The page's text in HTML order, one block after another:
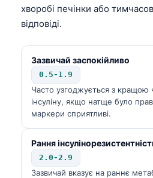
хворобі печінки або
відповіді.
Зазвичай заспокійливо
0.5-1.9
Часто узгоджується з кращою
інсуліну, якщо натще було
маркери сприятливі.
Рання
2.0-2.9
Зазвичай вказує на раннє